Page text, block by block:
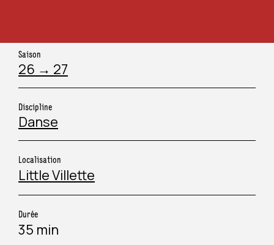
CHAMP SOCIAL
ORGANISATEUR D’ÉVÉNEMENT
MÉCÈNE
Saison
26 → 27
Discipline
Danse
Localisation
Little Villette
Durée
35 min